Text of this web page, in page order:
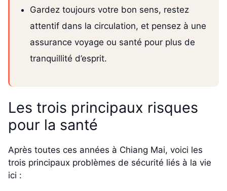
Gardez toujours votre bon sens, restez
attentif dans la circulation, et pensez à une
assurance voyage ou santé pour plus de
tranquillité d’esprit.
Les trois principaux risques
pour la santé
Après toutes ces années à Chiang Mai, voici les
trois principaux problèmes de sécurité liés à la vie
ici :